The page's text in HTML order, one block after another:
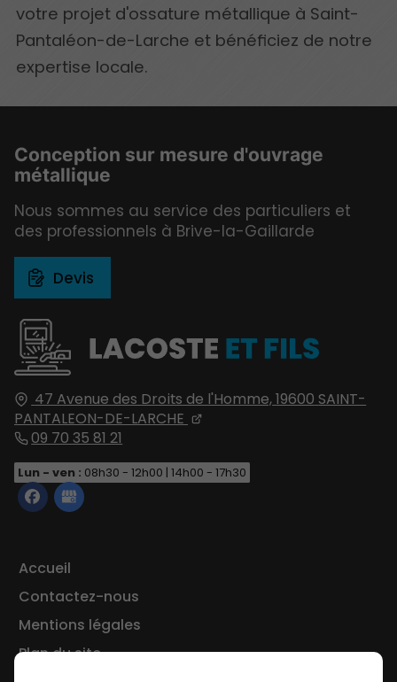
votre projet d'ossature métallique à Saint-
Pantaléon-de-Larche et bénéficiez de notre
expertise locale.
47 Avenue des Droits de l'Homme,19600 SAINT-
PANTALEON-DE-LARCHE
09 70 35 81 21
Lun - ven : 08h30 - 12h00 | 14h00 - 17h30
Accueil
Contactez-nous
Mentions légales
Plan du site
Conception sur mesure d'ouvrage
métallique
Nous sommes au service des particuliers et
des professionnels à Brive-la-Gaillarde
Devis